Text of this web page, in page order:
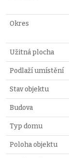
Okres
Užitná plocha
Podlaží umístění
Stav objektu
Budova
Typ domu
Poloha objektu